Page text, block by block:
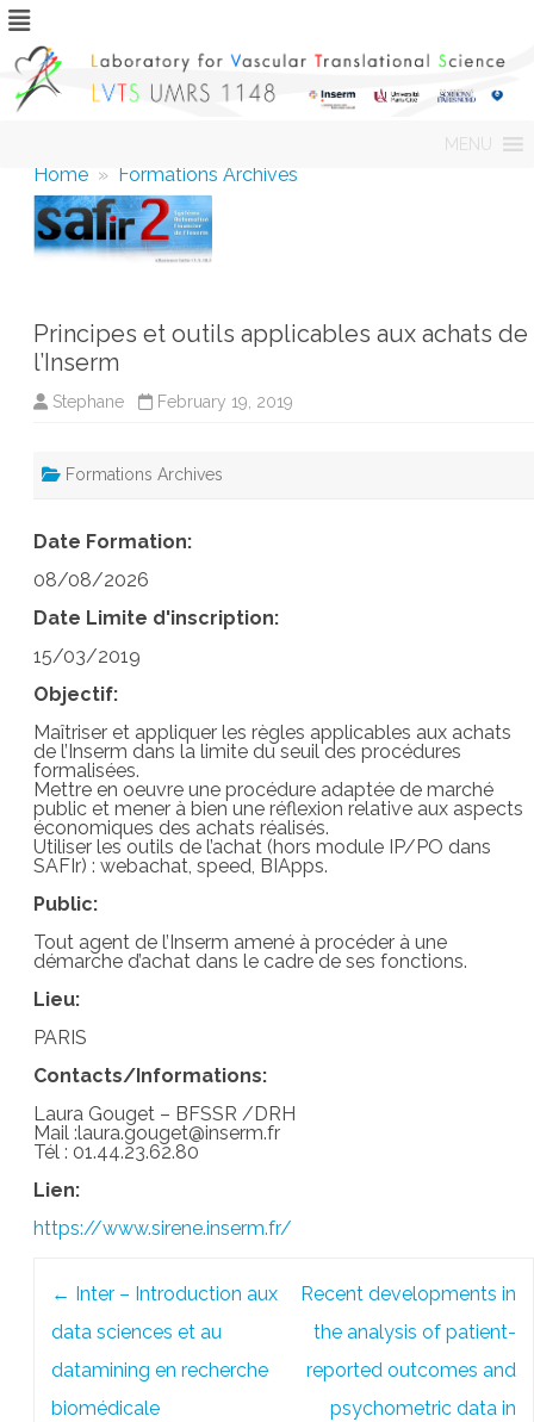
content
MENU
Home » Formations Archives
Principes et outils applicables aux achats de
l’Inserm
Stephane February 19, 2019
Formations Archives
Date Formation:
08/08/2026
Date Limite d'inscription:
15/03/2019
Objectif:
Maîtriser et appliquer les règles applicables aux achats
de l’Inserm dans la limite du seuil des procédures
formalisées.
Mettre en oeuvre une procédure adaptée de marché
public et mener à bien une réflexion relative aux aspects
économiques des achats réalisés.
Utiliser les outils de l’achat (hors module IP/PO dans
SAFIr) : webachat, speed, BIApps.
Public:
Tout agent de l’Inserm amené à procéder à une
démarche d’achat dans le cadre de ses fonctions.
Lieu:
PARIS
Contacts/Informations:
Laura Gouget – BFSSR /DRH
Mail :laura.gouget@inserm.fr
Tél : 01.44.23.62.80
Lien:
https://www.sirene.inserm.fr/
← Inter – Introduction aux
data sciences et au
datamining en recherche
biomédicale
Recent developments in
the analysis of patient-
reported outcomes and
psychometric data in